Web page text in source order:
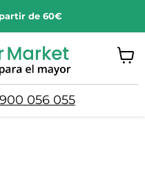
de 60€
900 056 055